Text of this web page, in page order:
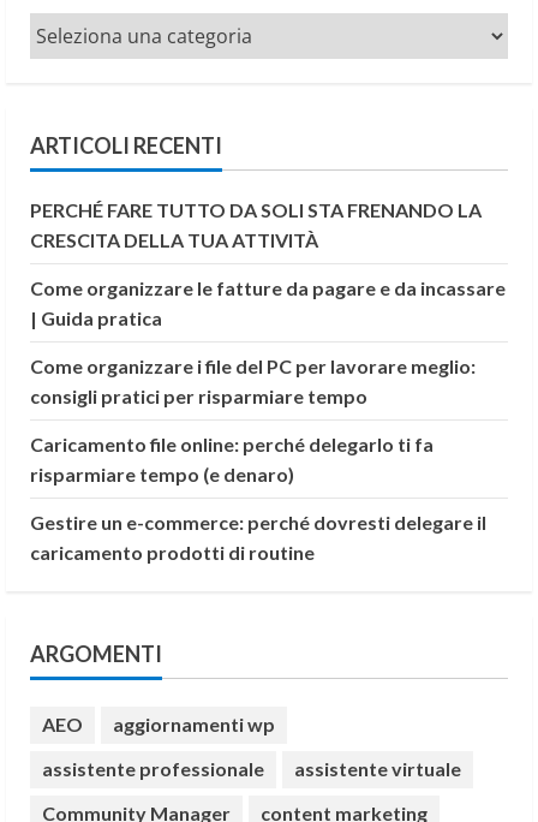
Categorie
ARTICOLI RECENTI
PERCHÉ FARE TUTTO DA SOLI STA FRENANDO LA
CRESCITA DELLA TUA ATTIVITÀ
Come organizzare le fatture da pagare e da incassare
| Guida pratica
Come organizzare i file del PC per lavorare meglio:
consigli pratici per risparmiare tempo
Caricamento file online: perché delegarlo ti fa
risparmiare tempo (e denaro)
Gestire un e-commerce: perché dovresti delegare il
caricamento prodotti di routine
ARGOMENTI
AEO
aggiornamenti wp
assistente professionale
assistente virtuale
Community Manager
content marketing